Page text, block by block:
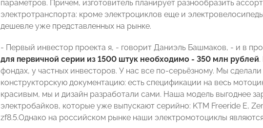
параметров. Причем, изготовитель планирует разнообразить
электротранспорта: кроме электроциклов еще и
дешевле уже представленных на рынке.
- Первый инвестор проекта я, - говорит Даниэль Башмаков, - и в
для первичной серии из 1500 штук необходимо - 350 млн рублей
фондах, у частных инвесторов. У нас все по-серьёзному. Мы
конструкторскую документацию: есть спецификации на весь
красивым, мы и дизайн разработали сами. Наша модель выгоднее
электробайков, которые уже выпускают серийно: KTM Freeride E,
zf8.5.Однако на российском рынке наши электромотоциклы